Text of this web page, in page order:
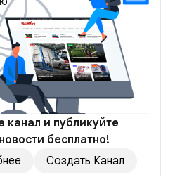
канал и публикуйте
бесплатно!
Создать Канал